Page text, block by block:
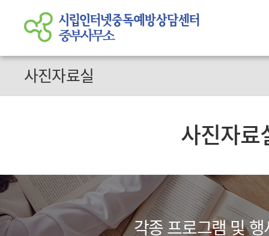
사진자료실
사진자료
각종 프로그램 및